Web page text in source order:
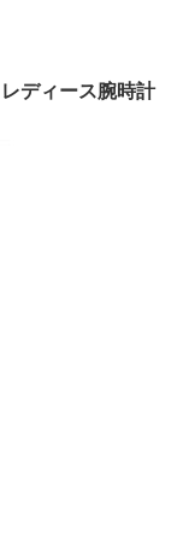
ディース腕時計